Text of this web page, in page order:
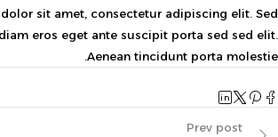
sit amet, consectetur adipiscing elit. Sed
eros eget ante suscipit porta sed sed elit.
Aenean tincidunt porta molestie.
Prev post